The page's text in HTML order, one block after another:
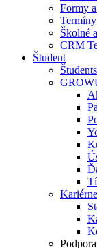
Formy
Školné
CRM
Študent